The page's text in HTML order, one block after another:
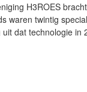
H3ROES
waren twintig
dat technologie in